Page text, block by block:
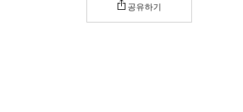
공유하기